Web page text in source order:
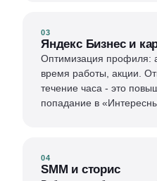
03
Яндекс Бизнес и
Оптимизация профиля:
время работы, акции.
течение часа - это
попадание в
04
SMM и сторис